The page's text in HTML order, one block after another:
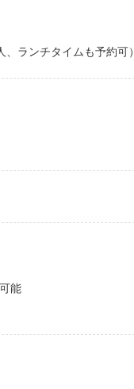
ランチタイムも予約可）
能